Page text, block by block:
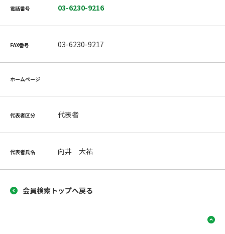
電話番号 03-6230-9216
FAX番号 03-6230-9217
ホームページ
代表者区分 代表者
代表者氏名 向井 大祐
会員検索トップへ戻る